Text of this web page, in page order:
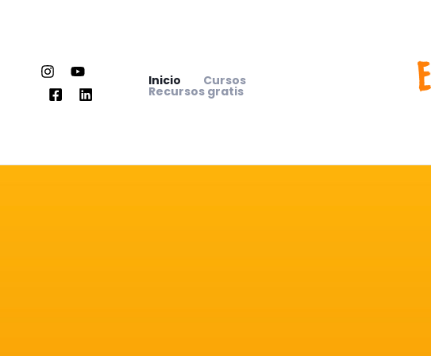
Inicio Cursos
Recursos gratis